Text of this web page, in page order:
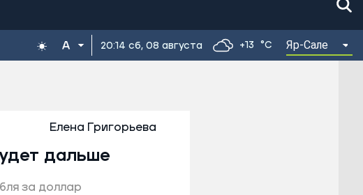
20:14 сб, 08 августа +13 °C Яр-Сале
Елена Григорьева
дальше
за доллар